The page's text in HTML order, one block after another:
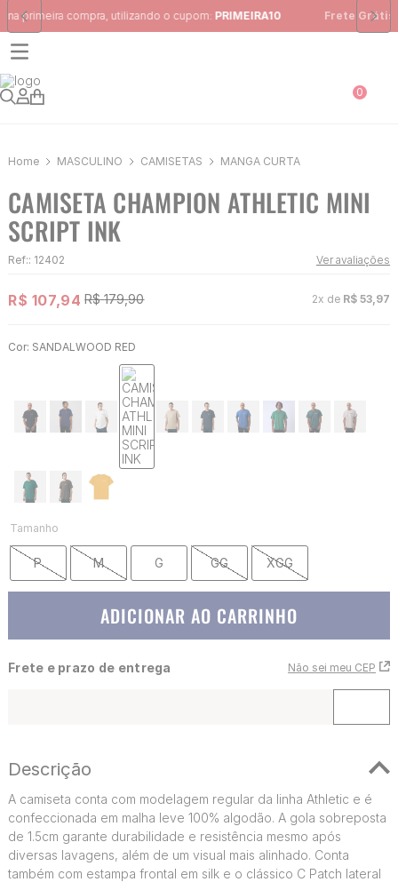
Frete Grátispara região Sudeste em pedidos acima de R$ 399,00
0
MASCULINO CAMISETAS MANGA CURTA
CAMISETA CHAMPION ATHLETIC MINI
SCRIPT INK
Ref:: 12402 Ver avaliações
R$ 107,94 R$ 179,90 2x de R$ 53 97
Cor: SANDALWOOD RED
Tamanho
P M G GG XGG
ADICIONAR AO CARRINHO
Frete e prazo de entrega Não sei meu CEP
Descrição
A camiseta conta com modelagem regular da linha Athletic e é
confeccionada em malha leve 100% algodão. A gola sobreposta
de 1.5cm garante durabilidade e resistência mesmo após
diversas lavagens, além de um visual mais alinhado. Conta
também com estampa frontal em silk e o clássico C Patch lateral